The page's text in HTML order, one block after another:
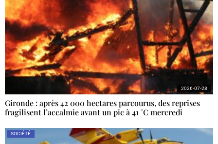
Gironde : après 42 000 hectares parcourus, des reprises
fragilisent l’accalmie avant un pic à 41 °C mercredi
2026-07-28
SOCIÉTÉ